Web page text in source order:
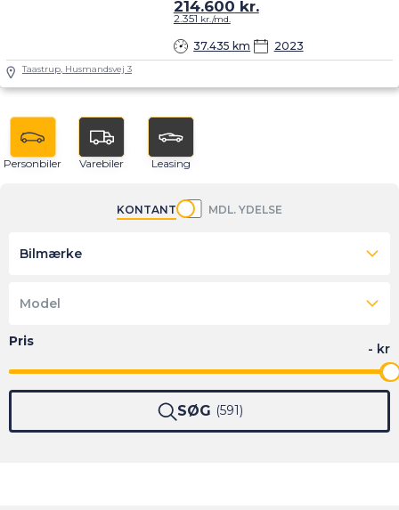
37.435 km 2023
214.600 kr.
2.351 kr./md.
Taastrup, Husmandsvej 3
Personbiler Varebiler Leasing
KONTANT MDL. YDELSE
Bilmærke
Model
SØG 591